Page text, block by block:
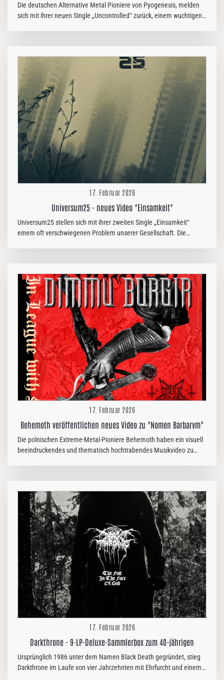
Die deutschen Alternative Metal Pioniere von Pyogenesis, melden
sich mit ihrer neuen Single „Uncontrolled“ zurück, einem wuchtigen
V. Schwarz beschreibt “Uncontrolled“ als roh und ungefiltert. “Es
fühlte sich befreiend und brutal ehrlich an, ihn zu schreiben. Der
Song ist emotional aufgeladen und fängt den gewiussen Moment
ein, in dem die Hormone verrückt spielen. Er beschreibt, was in
jungen Menschen vor sich geht, wenn sich alles verändert, während
sie versuchen, ihren…
17. Februar 2026
Universum25 - neues Video "Einsamkeit"
Universum25 stellen sich mit ihrer zweiten Single „Einsamkeit“
einem oft verschwiegenen Problem unserer Gesellschaft. Die
Leere des Alleinseins geht hier tief unter die Haut und wird durch ein
atmosphärisches Musikvideo ausdrucksstark in Szene gesetzt. D Am
20.02.2026 erscheint dann der lang ersehnte Nachfolger des
selbstbetitelten Debütalbums von UNIVERSUM25 aus dem Jahr
2023. Musikalisch schließt „Die Maschinen wollen…
17. Februar 2026
Behemoth veröffentlichen neues Video zu "Nomen Barbarvm"
Die polnischen Extreme-Metal-Pioniere Behemoth haben ein visuell
beeindruckendes und thematisch hochtrabendes Musikvideo zu
apokalyptische Video, unter der Regie von Dariusz Szermanowiczr,
besticht durch tiefgründige Symbolik und verweist auf okkulte
Traditionen sowie eine bewusste Subversion religiöser Ikonografie –
ganz im Sinne von Behemoths künstlerischer Mission. Freuen Sie
sich auf filmische Höchstqualität mit dramatischer Beleuchtung,
aufwendigen Kostümen und…
17. Februar 2026
Darkthrone - 9-LP-Deluxe-Sammlerbox zum 40-jährigen
Ursprünglich 1986 unter dem Namen Black Death gegründet, stieg
Darkthrone im Laufe von vier Jahrzehnten mit Ehrfurcht und einem